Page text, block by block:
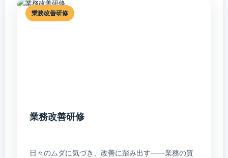
業務改善研修
業務改善研修
日々のムダに気づき、改善に踏み出す――業務の質